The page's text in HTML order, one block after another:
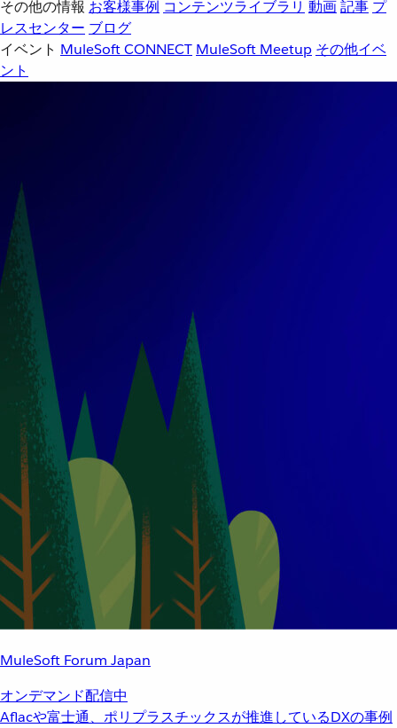
その他の情報 お客様事例 コンテンツライブラリ 動画記事 プ
レスセンター ブログ
イベント MuleSoft CONNECT MuleSoft Meetup その他イベ
ント
MuleSoft Forum Japan
オンデマンド配信中
Aflacや富士通、ポリプラスチックスが推進しているDXの事例